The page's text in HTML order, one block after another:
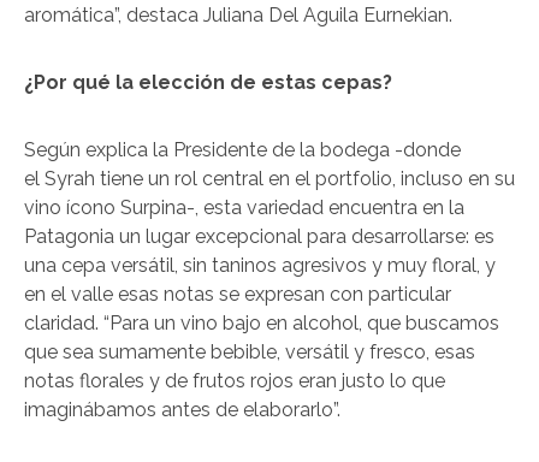
aromática”, destaca Juliana Del Aguila Eurnekian.
¿Por qué la elección de estas cepas?
Según explica la Presidente de la bodega -donde
el Syrah tiene un rol central en el portfolio, incluso en su
vino ícono Surpina-, esta variedad encuentra en la
Patagonia un lugar excepcional para desarrollarse: es
una cepa versátil, sin taninos agresivos y muy floral, y
en el valle esas notas se expresan con particular
claridad. “Para un vino bajo en alcohol, que buscamos
que sea sumamente bebible, versátil y fresco, esas
notas florales y de frutos rojos eran justo lo que
imaginábamos antes de elaborarlo”.